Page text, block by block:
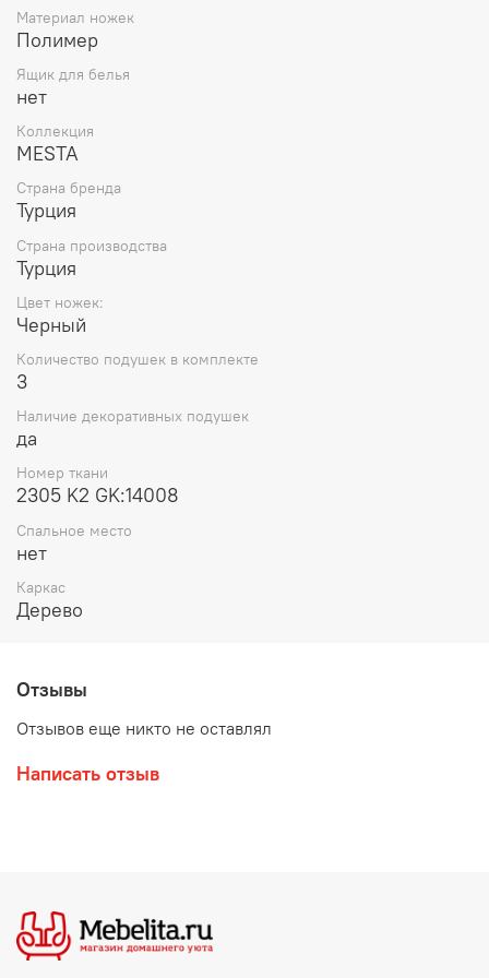
Материал ножек
Полимер
Ящик для белья
нет
Коллекция
MESTA
Страна бренда
Турция
Страна производства
Турция
Цвет ножек:
Черный
Количество подушек в комплекте
3
Наличие декоративных подушек
да
Номер ткани
2305 K2 GK:14008
Спальное место
нет
Каркас
Дерево
Отзывы
Отзывов еще никто не оставлял
Написать отзыв